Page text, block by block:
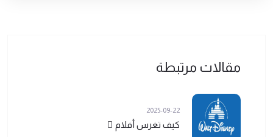
مقالات مرتبطة
2025-09-22
كيف تغرس أفلام ً